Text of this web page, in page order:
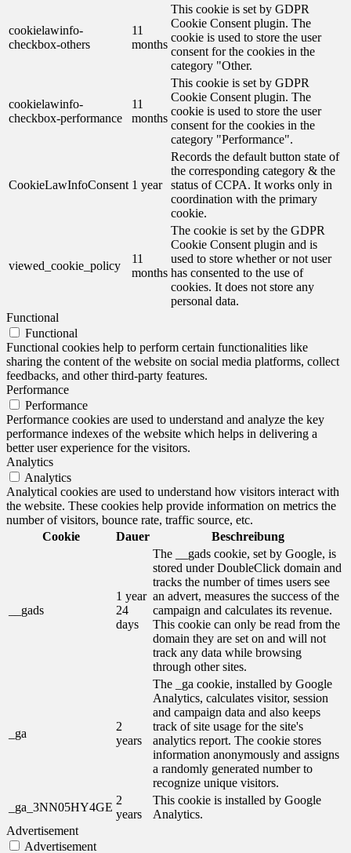
cookielawinfo-
checkbox-others
11
months
This cookie is set by GDPR
Cookie Consent plugin. The
cookie is used to store the user
consent for the cookies in the
category "Other.
cookielawinfo-
checkbox-performance
11
months
This cookie is set by GDPR
Cookie Consent plugin. The
cookie is used to store the user
consent for the cookies in the
category "Performance".
CookieLawInfoConsent 1 year
Records the default button state of
the corresponding category & the
status of CCPA. It works only in
coordination with the primary
cookie.
viewed_cookie_policy
11
months
The cookie is set by the GDPR
Cookie Consent plugin and is
used to store whether or not user
has consented to the use of
cookies. It does not store any
personal data.
Functional
Functional
Functional cookies help to perform certain functionalities like
sharing the content of the website on social media platforms, collect
feedbacks, and other third-party features.
Performance
Performance
Performance cookies are used to understand and analyze the key
performance indexes of the website which helps in delivering a
better user experience for the visitors.
Analytics
Analytics
Analytical cookies are used to understand how visitors interact with
the website. These cookies help provide information on metrics the
number of visitors, bounce rate, traffic source, etc.
Cookie
Dauer Beschreibung
__gads
1 year
24
days
The __gads cookie, set by Google, is
stored under DoubleClick domain and
tracks the number of times users see
an advert, measures the success of the
campaign and calculates its revenue.
This cookie can only be read from the
domain they are set on and will not
track any data while browsing
through other sites.
_ga
2
years
The _ga cookie, installed by Google
Analytics, calculates visitor, session
and campaign data and also keeps
track of site usage for the site's
analytics report. The cookie stores
information anonymously and assigns
a randomly generated number to
recognize unique visitors.
_ga_3NN05HY4GE
2
years
This cookie is installed by Google
Analytics.
Advertisement
Advertisement